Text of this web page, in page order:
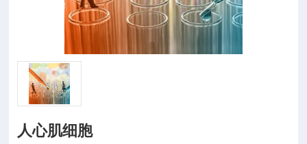
人心肌细胞